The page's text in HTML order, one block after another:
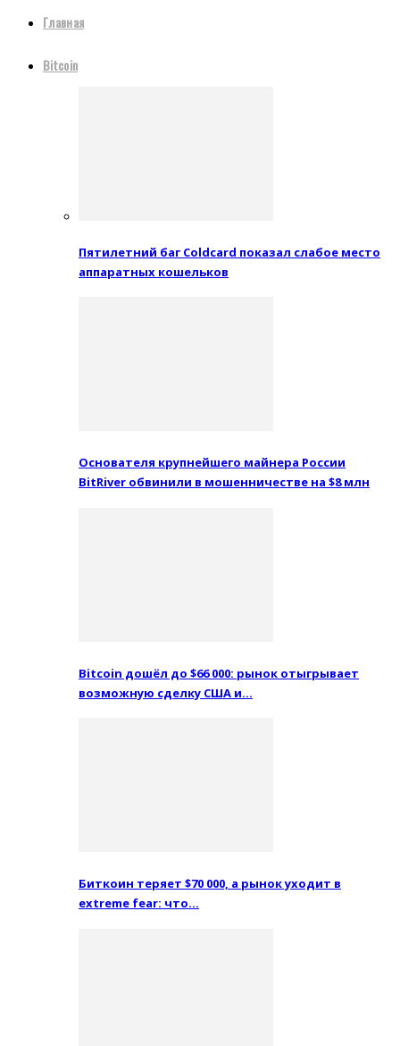
Главная
Bitcoin
Пятилетний баг Coldcard показал слабое место
аппаратных кошельков
Основателя крупнейшего майнера России
BitRiver обвинили в мошенничестве на $8 млн
Bitcoin дошёл до $66 000: рынок отыгрывает
возможную сделку США и…
Биткоин теряет $70 000, а рынок уходит в
extreme fear: что…